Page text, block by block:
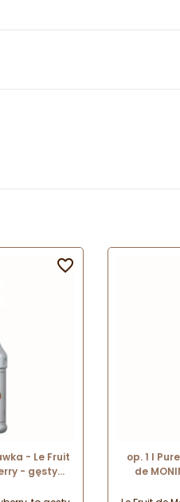
- Le Fruit
- gęsty

op. 1 l
de